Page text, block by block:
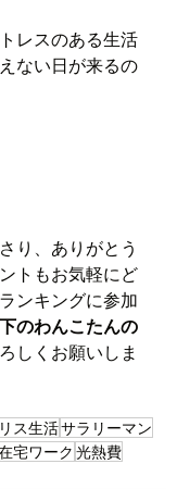
レスのある生活
ない日が来るの
り、ありがとう
トもお気軽にど
ンキングに参加
下のわんこたんの
しくお願いしま
ス生活サラリーマン
宅ワーク 光熱費